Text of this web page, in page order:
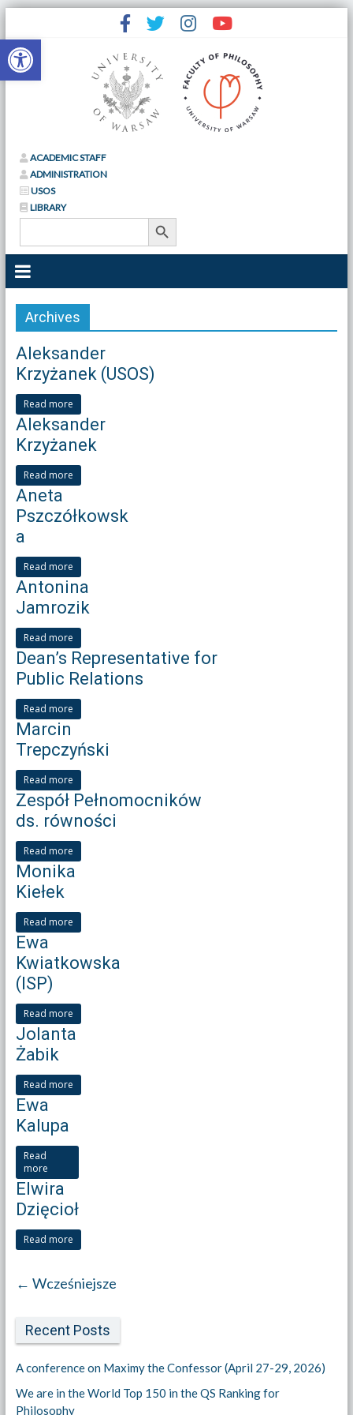
Open toolbar
ACADEMIC STAFF
ADMINISTRATION
USOS
LIBRARY
Search
Search Button
Archives
Aleksander
Krzyżanek (USOS)
Read more
Aleksander
Krzyżanek
Read more
Aneta
Pszczółkowsk
a
Read more
Antonina
Jamrozik
Read more
Dean’s Representative for
Public Relations
Read more
Marcin
Trepczyński
Read more
Zespół Pełnomocników
ds. równości
Read more
Monika
Kiełek
Read more
Ewa
Kwiatkowska
(ISP)
Read more
Jolanta
Żabik
Read more
Ewa
Kalupa
Read
more
Elwira
Dzięcioł
Read more
← Wcześniejsze
Recent Posts
A conference on Maximy the Confessor (April 27-29, 2026)
We are in the World Top 150 in the QS Ranking for
Philosophy